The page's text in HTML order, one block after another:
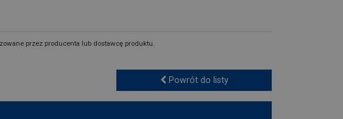
przez producenta lub dostawcę produktu.
Powrót do listy